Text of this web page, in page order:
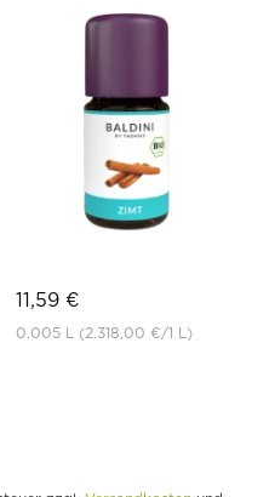
11,59 €
0.005 L (2.318,00 €/1 L)